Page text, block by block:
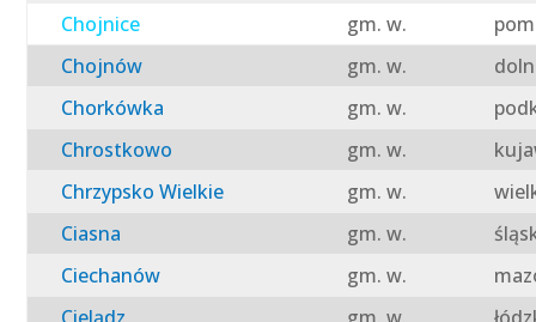
Chojnice
gm. w.
Chojnów
gm. w.
Chorkówka
gm. w.
Chrostkowo
gm. w.
Chrzypsko Wielkie
gm. w.
Ciasna
gm. w.
Ciechanów
gm. w.